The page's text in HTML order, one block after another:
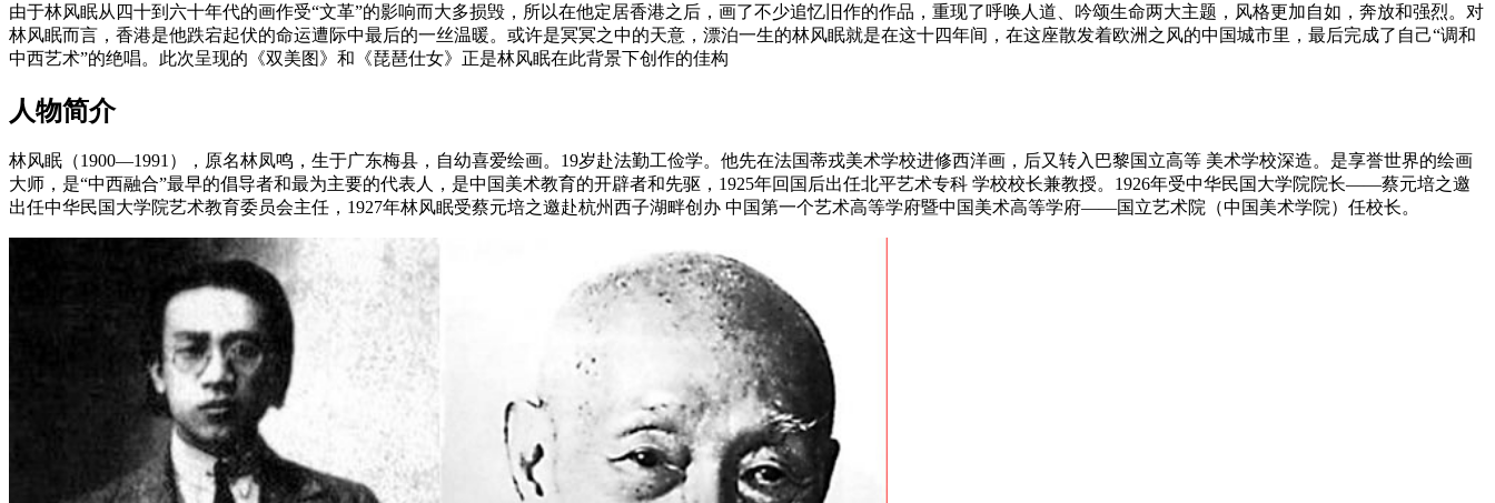
由于林风眠从四十到六十年代的画作受“文革”的影响而大多损毁，所以在他定居香港之后，画了不少追忆旧作的作品，重现了呼唤人道、吟颂生命两大主题，风格更加自如，奔放和强烈。对
林风眠而言，香港是他跌宕起伏的命运遭际中最后的一丝温暖。或许是冥冥之中的天意，漂泊一生的林风眠就是在这十四年间，在这座散发着欧洲之风的中国城市里，最后完成了自己“调和
中西艺术”的绝唱。此次呈现的《双美图》和《琵琶仕女》正是林风眠在此背景下创作的佳构
人物简介
林风眠（1900—1991），原名林凤鸣，生于广东梅县，自幼喜爱绘画。19岁赴法勤工俭学。他先在法国蒂戎美术学校进修西洋画，后又转入巴黎国立高等 美术学校深造。是享誉世界的绘画
大师，是“中西融合”最早的倡导者和最为主要的代表人，是中国美术教育的开辟者和先驱，1925年回国后出任北平艺术专科 学校校长兼教授。1926年受中华民国大学院院长——蔡元培之邀
出任中华民国大学院艺术教育委员会主任，1927年林风眠受蔡元培之邀赴杭州西子湖畔创办 中国第一个艺术高等学府暨中国美术高等学府——国立艺术院（中国美术学院）任校长。